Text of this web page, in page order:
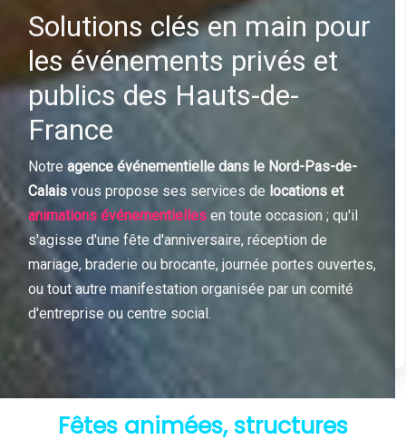
Solutions clés en main pour
les événements privés et
publics des Hauts-de-
France
Notreagence événementielle dans le Nord-Pas-de-
Calais vous propose ses services de locations et
animations événementielles en toute occasion ; qu'il
s'agisse d'une fête d'anniversaire, réception de
mariage, braderie ou brocante, journée portes ouvertes,
ou tout autre manifestation organisée par un comité
d'entreprise ou centre social.
Fêtes animées, structures